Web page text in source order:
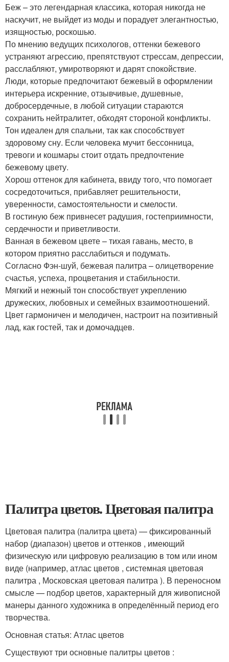
Беж – это легендарная классика, которая никогда не
наскучит, не выйдет из моды и порадует элегантностью,
изящностью, роскошью.
По мнению ведущих психологов, оттенки бежевого
устраняют агрессию, препятствуют стрессам, депрессии,
расслабляют, умиротворяют и дарят спокойствие.
Люди, которые предпочитают бежевый в оформлении
интерьера искренние, отзывчивые, душевные,
добросердечные, в любой ситуации стараются
сохранить нейтралитет, обходят стороной конфликты.
Тон идеален для спальни, так как способствует
здоровому сну. Если человека мучит бессонница,
тревоги и кошмары стоит отдать предпочтение
бежевому цвету.
Хорош оттенок для кабинета, ввиду того, что помогает
сосредоточиться, прибавляет решительности,
уверенности, самостоятельности и смелости.
В гостиную беж привнесет радушия, гостеприимности,
сердечности и приветливости.
Ванная в бежевом цвете – тихая гавань, место, в
котором приятно расслабиться и подумать.
Согласно Фэн-шуй, бежевая палитра – олицетворение
счастья, успеха, процветания и стабильности.
Мягкий и нежный тон способствует укреплению
дружеских, любовных и семейных взаимоотношений.
Цвет гармоничен и мелодичен, настроит на позитивный
лад, как гостей, так и домочадцев.
Палитра цветов. Цветовая палитра
Цветовая палитра (палитра цвета) — фиксированный
набор (диапазон) цветов и оттенков , имеющий
физическую или цифровую реализацию в том или ином
виде (например, атлас цветов , системная цветовая
палитра , Московская цветовая палитра ). В переносном
смысле — подбор цветов, характерный для живописной
манеры данного художника в определённый период его
творчества.
Основная статья: Атлас цветов
Существуют три основные палитры цветов :